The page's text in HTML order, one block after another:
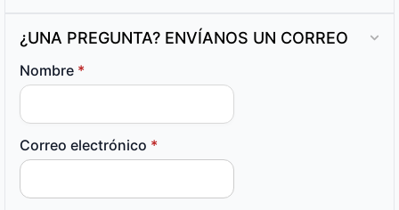
¿UNA PREGUNTA? ENVÍANOS UN CORREO
Nombre *
Correo electrónico *